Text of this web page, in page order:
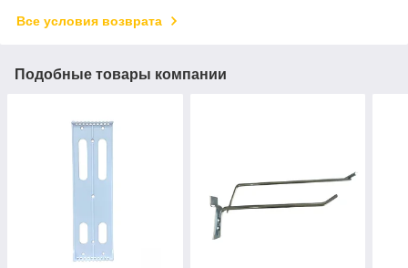
Все условия возврата
Подобные товары компании